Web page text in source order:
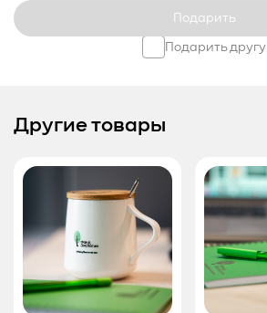
Подарить другу
Другие товары